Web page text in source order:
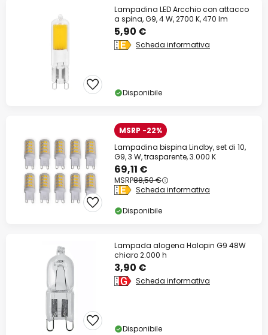
Lampadina LED Arcchio con attacco
a spina, G9, 4 W, 2700 K, 470 lm
5,90 €
Scheda informativa
Disponibile
MSRP -22%
Lampadina bispina Lindby, set di 10,
G9, 3 W, trasparente, 3.000 K
69,11 €
MSRP88,50 €
Scheda informativa
Disponibile
Lampada alogena Halopin G9 48W
chiaro 2.000 h
3,90 €
Scheda informativa
Disponibile